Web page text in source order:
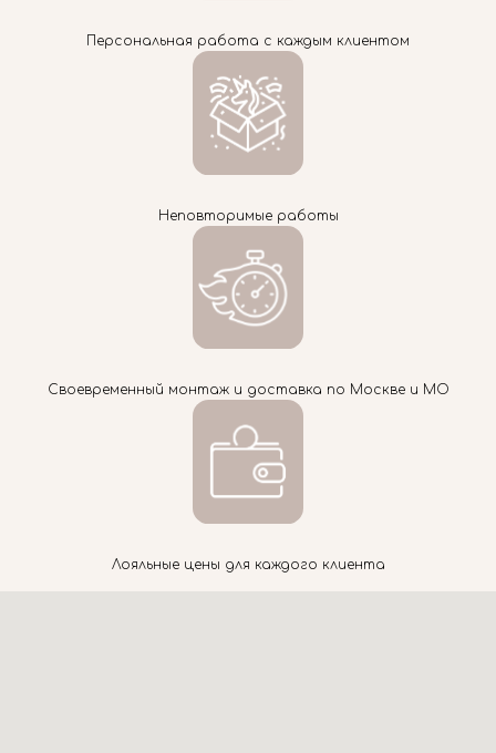
Персональная работа с каждым клиентом
Неповторимые работы
Своевременный монтаж и доставка по Москве и МО
Лояльные цены для каждого клиента